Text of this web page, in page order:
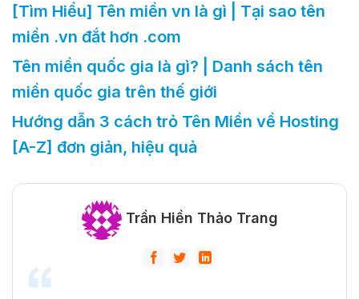
[Tìm Hiểu] Tên miền vn là gì | Tại sao tên
miền .vn đắt hơn .com
Tên miền quốc gia là gì? | Danh sách tên
miền quốc gia trên thế giới
Hướng dẫn 3 cách trỏ Tên Miền về Hosting
[A-Z] đơn giản, hiệu quả
Trần Hiền Thảo Trang